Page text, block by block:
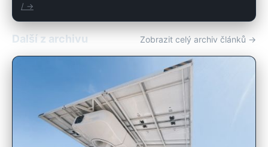
/ →
Další z archivu Zobrazit celý archiv článků →